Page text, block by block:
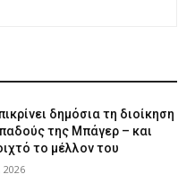
δημόσια τη διοίκηση
της Μπάγερ – και
το μέλλον του